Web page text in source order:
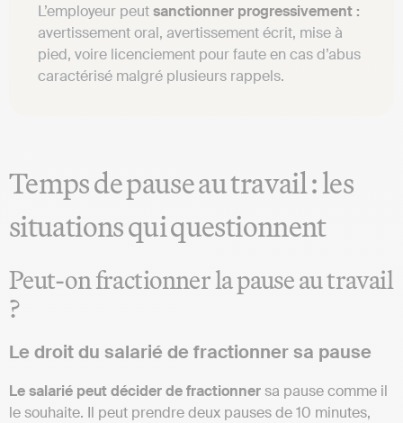
L’employeur peutsanctionner progressivement :
avertissement oral, avertissement écrit, mise à
pied, voire licenciement pour faute en cas d’abus
caractérisé malgré plusieurs rappels.
Temps de pause au travail : les
situations qui questionnent
Peut-on fractionner la pause au travail
?
Le droit du salarié de fractionner sa pause
Le salarié peut décider de fractionnersa pause comme il
le souhaite. Il peut prendre deux pauses de 10 minutes,